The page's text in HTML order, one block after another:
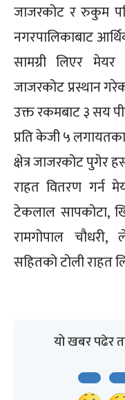
जाजरकोट र रुकुम
नगरपालिकाबाट
सामग्री लिएर
जाजरकोट प्रस्थान
उक्त रकमबाट ३ सय
प्रति केजी ५ लगायतका
क्षेत्र जाजरकोट पुगेर
राहत वितरण गर्न
टेकलाल सापकोटा,
रामगोपाल चौधरी,
सहितको टोली राहत
यो खबर पढेर